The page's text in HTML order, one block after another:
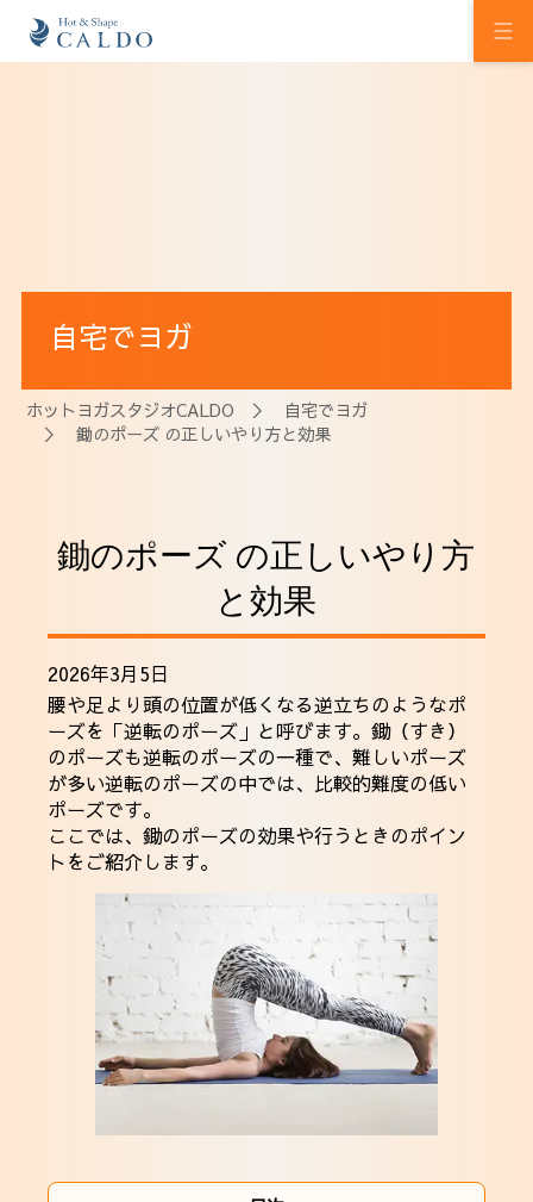
スタジオを探す
プログラム
料金
採用情報
自宅でヨガ
ホットヨガスタジオCALDO ＞ 自宅でヨガ
＞ 鋤のポーズ の正しいやり方と効果
鋤のポーズ の正しいやり方
と効果
2026年3月5日
腰や足より頭の位置が低くなる逆立ちのようなポ
ーズを「逆転のポーズ」と呼びます。鋤（すき）
のポーズも逆転のポーズの一種で、難しいポーズ
が多い逆転のポーズの中では、比較的難度の低い
ポーズです。
ここでは、鋤のポーズの効果や行うときのポイン
トをご紹介します。